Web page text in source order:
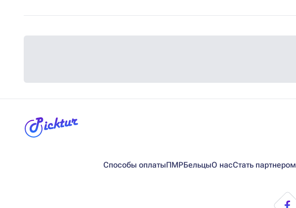
Способы оплатыПМРБельцыО насСтать партнером